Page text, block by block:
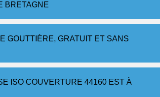
BRETAGNE
GOUTTIÈRE, GRATUIT ET SANS
ISO COUVERTURE 44160 EST À